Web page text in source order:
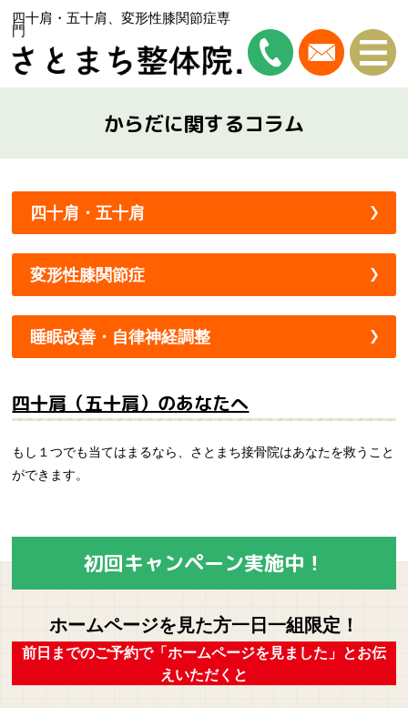
四十肩・五十肩、変形性膝関節症専
門
からだに関するコラム
四十肩・五十肩
変形性膝関節症
睡眠改善・自律神経調整
四十肩（五十肩）のあなたへ
もし１つでも当てはまるなら、さとまち接骨院はあなたを救うこと
ができます。
初回キャンペーン実施中！
ホームページを見た方一日一組限定！
前日までのご予約で「ホームページを見ました」とお伝
えいただくと